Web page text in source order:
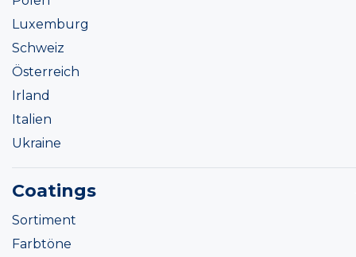
Luxemburg
Schweiz
Österreich
Irland
Italien
Ukraine
Coatings
Sortiment
Farbtöne